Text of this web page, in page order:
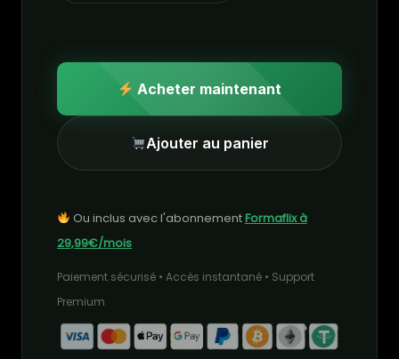
Acheter maintenant
Ajouter au panier
Ou inclus avec l'abonnementFormaflix à
29,99€/mois
Paiement sécurisé • Accès instantané • Support
Premium